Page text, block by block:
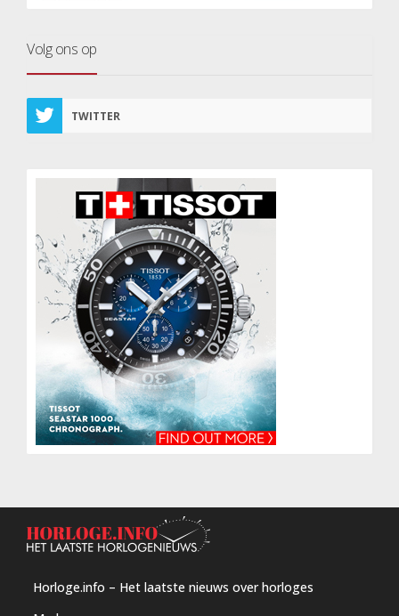
Volg ons op
TWITTER
Horloge.info – Het laatste nieuws over horloges